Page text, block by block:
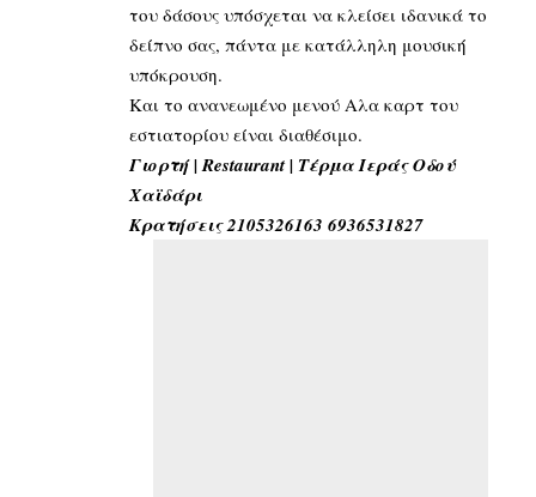
του δάσους υπόσχεται να κλείσει ιδανικά το
δείπνο σας, πάντα με κατάλληλη μουσική
υπόκρουση.
Και το ανανεωμένο μενού Αλα καρτ του
εστιατορίου είναι διαθέσιμο.
Γιορτή | Restaurant | Τέρμα Ιεράς Οδού
Χαϊδάρι
Κρατήσεις 2105326163 6936531827